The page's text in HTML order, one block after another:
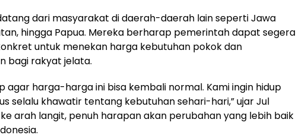
dari masyarakat di daerah-daerah lain seperti Jawa
hingga Papua. Mereka berharap pemerintah dapat segera
untuk menekan harga kebutuhan pokok dan
bagi rakyat jelata.
agar harga-harga ini bisa kembali normal. Kami ingin hidup
selalu khawatir tentang kebutuhan sehari-hari,” ujar Jul
arah langit, penuh harapan akan perubahan yang lebih baik